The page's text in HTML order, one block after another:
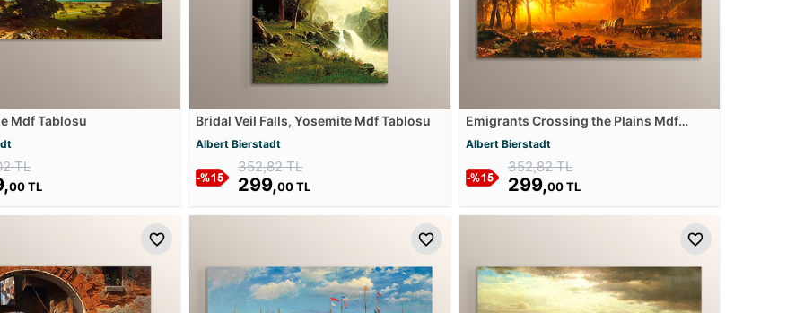
Mdf Tablosu
TL
00 TL
Bridal Veil Falls, Yosemite Mdf Tablosu
Albert Bierstadt
352,82 TL
299,00 TL
Emigrants Crossing the Plains Mdf
Tablosu
Albert Bierstadt
352,82 TL
299,00 TL